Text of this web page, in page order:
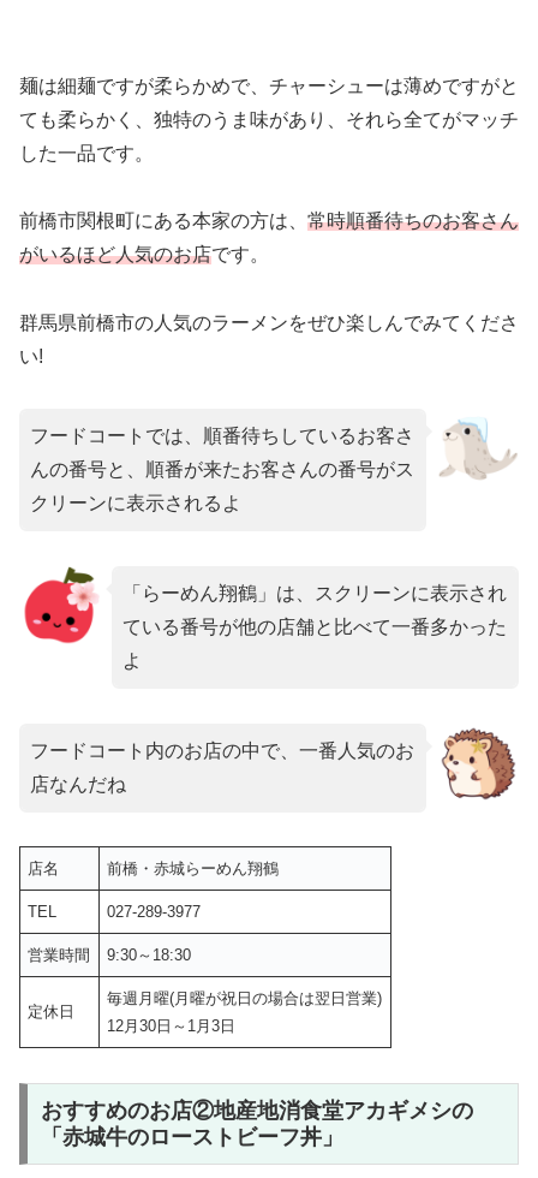
麺は細麺ですが柔らかめで、チャーシューは薄めですがと
ても柔らかく、独特のうま味があり、それら全てがマッチ
した一品です。
前橋市関根町にある本家の方は、 常時順番待ちのお客さん
がいるほど人気のお店です。
群馬県前橋市の人気のラーメンをぜひ楽しんでみてくださ
い!
フードコートでは、順番待ちしているお客さ
んの番号と、順番が来たお客さんの番号がス
クリーンに表示されるよ
「らーめん翔鶴」は、スクリーンに表示され
ている番号が他の店舗と比べて一番多かった
よ
フードコート内のお店の中で、一番人気のお
店なんだね
店名 前橋・赤城らーめん翔鶴
TEL 027-289-3977
営業時間 9:30～18:30
定休日
毎週月曜(月曜が祝日の場合は翌日営業)
12月30日～1月3日
おすすめのお店②地産地消食堂アカギメシの
「赤城牛のローストビーフ丼」